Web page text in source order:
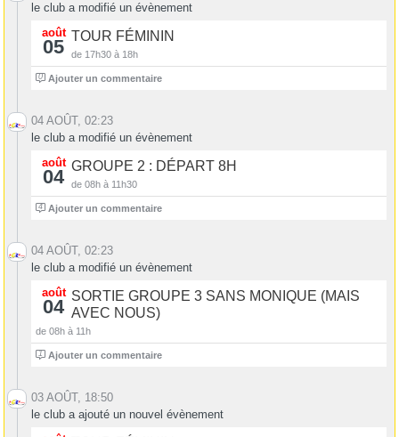
le club a modifié un évènement
août
05 TOUR FÉMININ
de 17h30 à 18h
0 Ajouter un commentaire
04 AOÛT, 02:23
le club a modifié un évènement
août
04 GROUPE 2 : DÉPART 8H
de 08h à 11h30
4 Ajouter un commentaire
04 AOÛT, 02:23
le club a modifié un évènement
août
04 SORTIE GROUPE 3 SANS MONIQUE (MAIS
AVEC NOUS)
de 08h à 11h
1 Ajouter un commentaire
03 AOÛT, 18:50
le club a ajouté un nouvel évènement